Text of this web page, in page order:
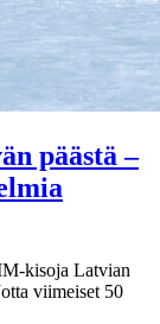
päästä –
kisoja Latvian
viimeiset 50